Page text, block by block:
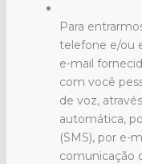
Para
telefone e/ou
e-mail
com você
de voz,
automática,
(SMS), por e-
comunicação